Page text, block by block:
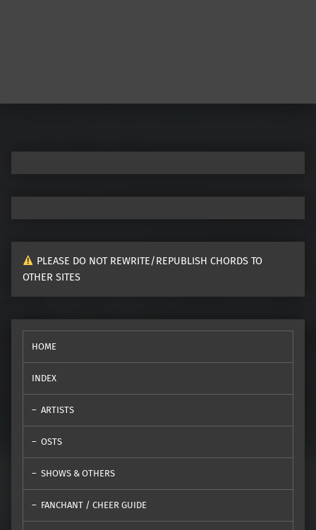
Post navigation
PLEASE DO NOT REWRITE/REPUBLISH CHORDS TO
OTHER SITES
HOME
INDEX
ARTISTS
OSTS
SHOWS & OTHERS
FANCHANT / CHEER GUIDE